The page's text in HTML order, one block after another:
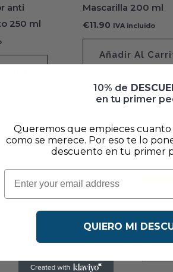
anti
250 ml
Mascarilla 200 ml
€11.90 IVA incluido
Añadir Al
4
10% de
en tu primer
Queremos que empieces cuanto
como se merece. Por eso te lo
descuento en tu primer
QUIERO MI